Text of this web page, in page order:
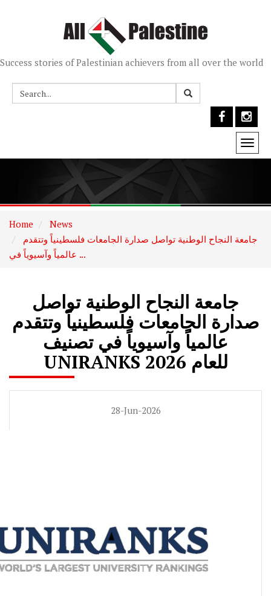
Success stories of Palestinian achievers from all over the world
Home
News
عالمياً وآسيوياً في ...
جامعة النجاح الوطنية تواصل
صدارة الجامعات فلسطينياً وتتقدم
عالمياً وآسيوياً في تصنيف
UNIRANKS للعام 2026
28-Jun-2026